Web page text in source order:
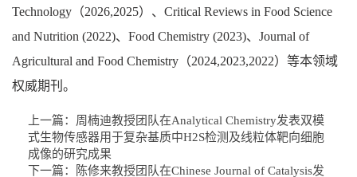
Technology （2026,2025）、 Critical Reviews in Food Science
and Nutrition (2022)、 Food Chemistry (2023)、 Journal of
Agricultural and Food Chemistry （2024,2023,2022）等本领域
权威期刊。
上一篇： 周楠迪教授团队在Analytical Chemistry发表双模
式生物传感器用于复杂基质中H2S检测及线粒体靶向细胞
成像的研究成果
下一篇：
陈修来教授团队在Chinese Journal of Catalysis发